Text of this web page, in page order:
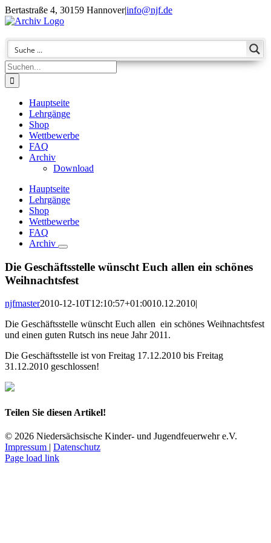
Zum
Inhalt
Bertastraße 4, 30159 Hannover|info@njf.de
Facebook
Instagram
YouTube
E-
Suche
nach:
Hauptseite
Lehrgänge
Shop
Wettbewerbe
FAQ
Archiv
Download
Hauptseite
Lehrgänge
Shop
Wettbewerbe
FAQ
Archiv
Die Geschäftsstelle wünscht Euch allen ein schönes
Weihnachtsfest
njfmaster2010-12-10T12:10:57+01:0010.12.2010|
Die Geschäftsstelle wünscht Euch allen ein schönes Weihnachtsfest
und einen guten Rutsch ins neue Jahr 2011.
Die Geschäftsstelle ist von Freitag 17.12.2010 bis Freitag
31.12.2010 geschlossen!
Teilen Sie diesen Artikel!
Facebook
WhatsApp
Tumblr
E-
Mail
© 2026 Niedersächsische Kinder- und Jugendfeuerwehr e.V.
Impressum | Datenschutz
Facebook
Instagram
YouTube
E-
Page load link